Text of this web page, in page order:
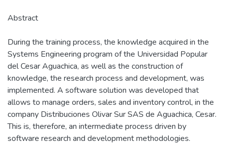
Abstract
During the training process, the knowledge acquired in the
Systems Engineering program of the Universidad Popular
del Cesar Aguachica, as well as the construction of
knowledge, the research process and development, was
implemented. A software solution was developed that
allows to manage orders, sales and inventory control, in the
company Distribuciones Olivar Sur SAS de Aguachica, Cesar.
This is, therefore, an intermediate process driven by
software research and development methodologies.